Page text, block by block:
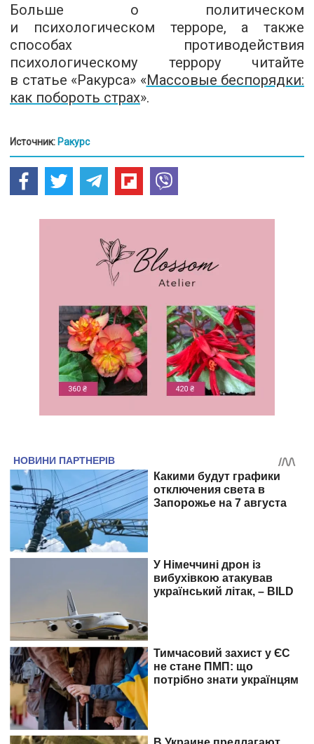
Больше о политическом
и психологическом терроре, а также
способах противодействия
психологическому террору читайте
в статье «Ракурса» «Массовые беспорядки:
как побороть страх».
Источник: Ракурс